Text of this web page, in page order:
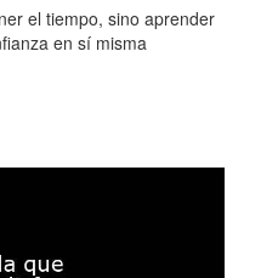
el tiempo, sino aprender
en sí misma